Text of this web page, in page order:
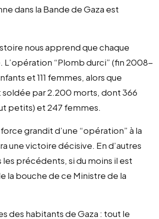
dans la Bande de Gaza est
nous apprend que chaque
“Plomb durci” (fin 2008-
et 111 femmes, alors que
soldée par 2.200 morts, dont 366
petits) et 247 femmes.
grandit d’une “opération” à la
une victoire décisive. En d’autres
précédents, si du moins il est
la bouche de ce Ministre de la
des habitants de Gaza : tout le